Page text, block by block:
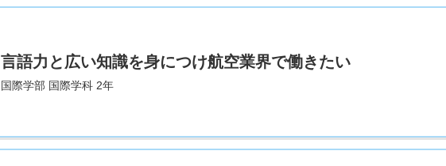
言語力と広い知識を身につけ航空業界で働きたい
国際学部 国際学科 2年